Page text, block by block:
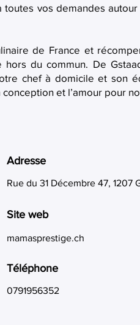
vos demandes
de France et
du commun. De
chef à domicile et son
et l’amour pour
Adresse
Rue du 31 Décembre 47, 1207
Site web
mamasprestige.ch
Téléphone
0791956352